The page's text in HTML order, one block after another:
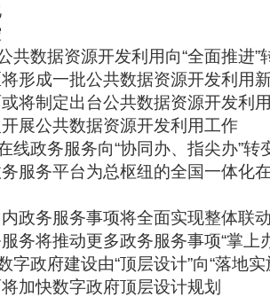
共数据资源开发利用向“全面推进”
将形成一批公共数据资源开发利用
或将制定出台公共数据资源开发利
开展公共数据资源开发利用工作
线政务服务向“协同办、指尖办”转
务服务平台为总枢纽的全国一体化
内政务服务事项将全面实现整体联
务将推动更多政务服务事项“掌上
字政府建设由“顶层设计”向“落地实
将加快数字政府顶层设计规划